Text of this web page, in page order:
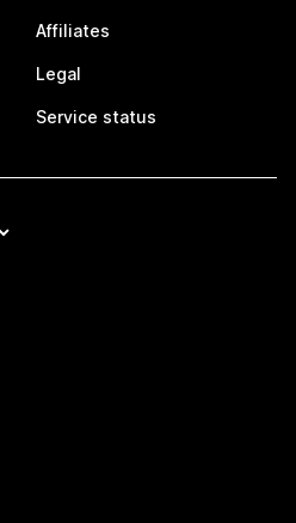
Affiliates
Legal
Service status